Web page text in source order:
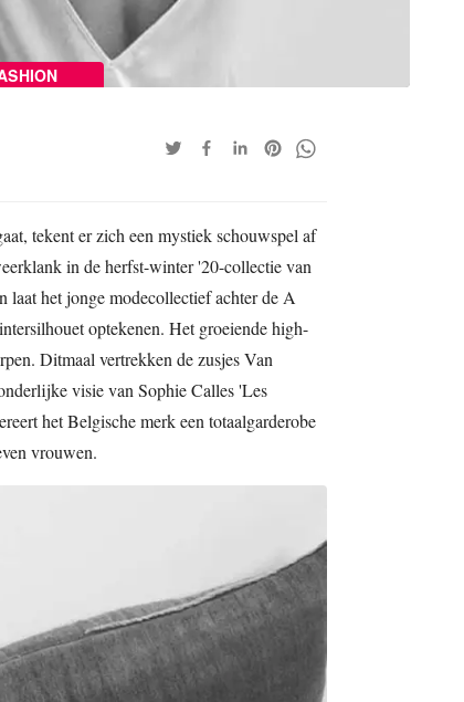
tekent er zich een mystiek schouwspel af
in de herfst-winter '20-collectie van
laat het jonge modecollectief achter de A
optekenen. Het groeiende high-
Ditmaal vertrekken de zusjes Van
visie van Sophie Calles 'Les
het Belgische merk een totaalgarderobe
vrouwen.